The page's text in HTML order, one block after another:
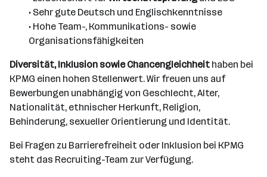
• Sehr gute Deutsch und Englischkenntnisse
• Hohe Team-, Kommunikations- sowie
Organisationsfähigkeiten
Diversität, Inklusion sowie Chancengleichheit haben bei
KPMG einen hohen Stellenwert. Wir freuen uns auf
Bewerbungen unabhängig von Geschlecht, Alter,
Nationalität, ethnischer Herkunft, Religion,
Behinderung, sexueller Orientierung und Identität.
Bei Fragen zu Barrierefreiheit oder Inklusion bei KPMG
steht das Recruiting-Team zur Verfügung.